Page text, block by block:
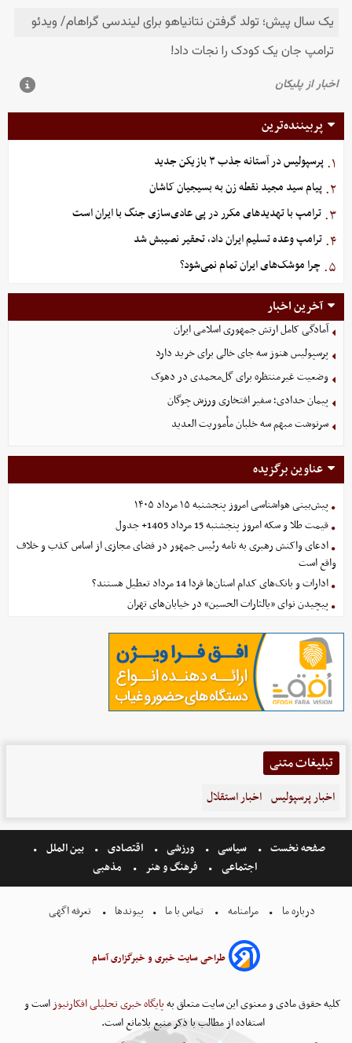
پربیننده‌ترین
۱. پرسپولیس در آستانه جذب ۳ بازیکن جدید
۲. پیام سید مجید نقطه زن به بسیجیان کاشان
۳. ترامپ با تهدیدهای مکرر در پی عادی‌سازی جنگ با ایران است
۴. ترامپ وعده تسلیم ایران داد، تحقیر نصیبش شد
۵. چرا موشک‌های ایران تمام نمی‌شود؟
آخرین اخبار
آمادگی کامل ارتش جمهوری اسلامی ایران
پرسپولیس هنوز سه جای خالی برای خرید دارد
وضعیت غیرمنتظره برای گل‌محمدی در دهوک
پیمان حدادی؛ سفیر افتخاری ورزش چوگان
سرنوشت مبهم سه خلبان مأموریت العدید
عناوین برگزیده
پیش‌بینی هواشناسی امروز پنجشنبه ۱۵ مرداد ۱۴۰۵
قیمت طلا و سکه امروز پنجشنبه 15 مرداد 1405+ جدول
ادعای واکنش رهبری به نامه رئیس جمهور در فضای مجازی از اساس کذب و خلاف
واقع است
ادارات و بانک‌های کدام استان‌ها فردا 14 مرداد تعطیل هستند؟
پیچیدن نوای «یالثارات الحسین» در خیابان‌های تهران
تبلیغات متنی
اخبار پرسپولیس اخبار استقلال
صفحه نخست سیاسی ورزشی اقتصادی
بین الملل
اجتماعی
فرهنگ و هنر مذهبی
درباره ما مرامنامه تماس با ما پیوندها تعرفه اگهی
طراحی سایت خبری و خبرگزاری آسام
کلیه حقوق مادی و معنوی این سایت متعلق بهپایگاه خبری تحلیلی افکارنیوز است و
استفاده از مطالب با ذکر منبع بلامانع است.